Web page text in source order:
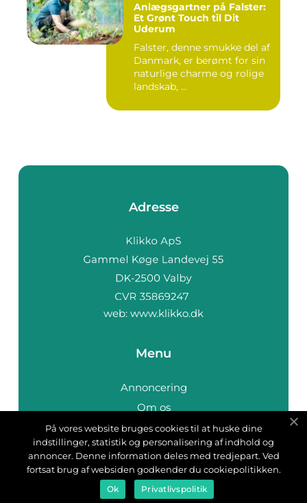
Anlægsgartner på Falster:
Et Grønt Touch til Dit
Uderum
Falster, denne smukke del af
Danmark, er berømt for sin
naturlige charme og rolige
landskab, ...
Adresse
web: www.klikko.dk
Menu
Annoncering
Om os
Cookies
Kontakt os
Sitemap
På vores website bruges cookies til at huske dine
indstillinger, statistik og personalisering af indhold og
annoncer. Denne information deles med tredjepart. Ved
fortsat brug af websiden godkender du cookiepolitikken.
Ok Privatlivspolitik